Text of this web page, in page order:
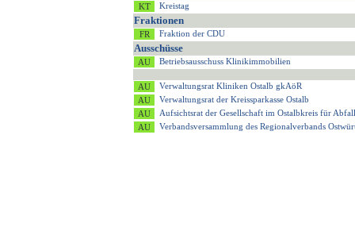
Kreistag
Fraktionen
Fraktion der CDU
Ausschüsse
Betriebsausschuss Klinikimmobilien
Verwaltungsrat Kliniken Ostalb gkAöR
Verwaltungsrat der Kreissparkasse Ostalb
Aufsichtsrat der Gesellschaft im Ostalbkreis für
Verbandsversammlung des Regionalverbands